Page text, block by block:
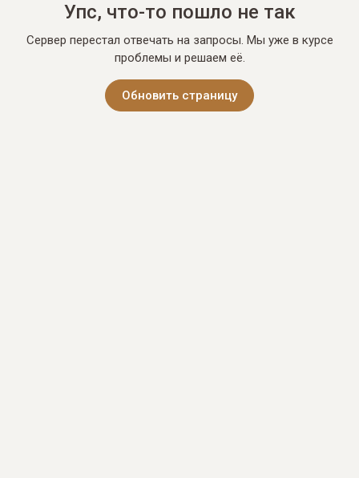
Упс, что-то пошло не так
Сервер перестал отвечать на запросы. Мы уже в курсе
проблемы и решаем её.
Обновить страницу